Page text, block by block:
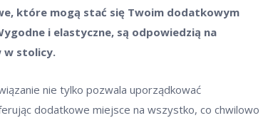
które mogą stać się Twoim dodatkowym
i elastyczne, są odpowiedzią na
w stolicy.
nie tylko pozwala uporządkować
dodatkowe miejsce na wszystko, co chwilowo